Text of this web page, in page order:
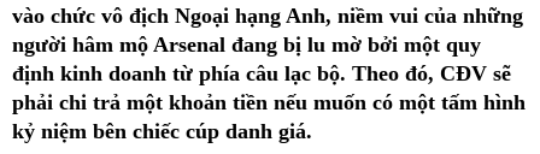
vào chức vô địch Ngoại hạng Anh, niềm vui của những
người hâm mộ Arsenal đang bị lu mờ bởi một quy
định kinh doanh từ phía câu lạc bộ. Theo đó, CĐV sẽ
phải chi trả một khoản tiền nếu muốn có một tấm hình
kỷ niệm bên chiếc cúp danh giá.